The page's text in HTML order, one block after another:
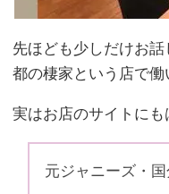
先ほども少しだけお
都の棲家という店で働
実はお店のサイトにも
元ジャニーズ・